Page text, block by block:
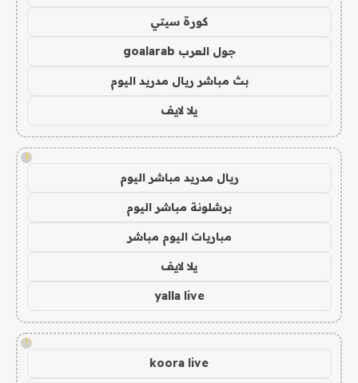
كورة سيتي
جول العرب goalarab
بث مباشر ريال مدريد اليوم
يلا لايف
!
ريال مدريد مباشر اليوم
برشلونة مباشر اليوم
مباريات اليوم مباشر
يلا لايف
yalla live
!
koora live